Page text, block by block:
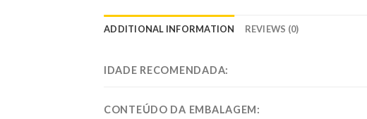
ADDITIONAL INFORMATION REVIEWS (0)
IDADE RECOMENDADA:
CONTEÚDO DA EMBALAGEM: